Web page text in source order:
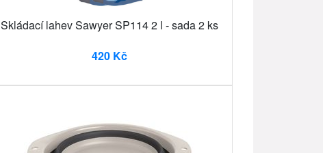
Skládací lahev Sawyer SP114 2 l - sada 2 ks
420 Kč